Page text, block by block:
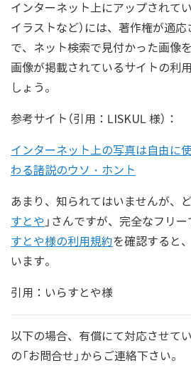
インターネット上にアップされてい
イラストなど）には、著作権が適
で、ネット検索で見付かった画像
画像が掲載されているサイトの利
しょう。
参考サイト（引用：LISKUL 様）：
インターネット上の写真は自由に
わる諸説のウソ・ホント
あまり、知られてはいませんが、
すとや 」さんですが、完全なフリー
すとや様の利用規約を確認すると
います。
引用：いらすとや様
以下の場合、有償にて対応させて
の「お問合せ」からご連絡下さい。